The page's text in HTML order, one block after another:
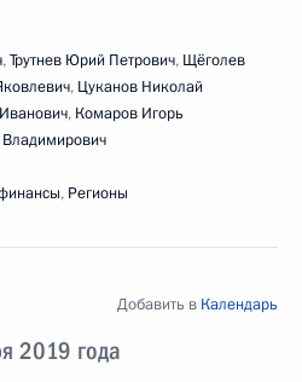
,Трутнев Юрий Петрович, Щёголев
, Цуканов Николай
, Комаров Игорь
Владимирович
, Регионы
2019 года
Добавить в Календарь